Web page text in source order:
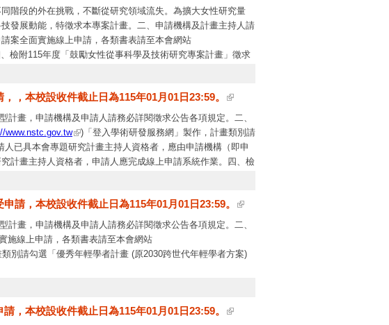
階段的外在挑戰，不斷從研究領域流失。為擴大女性研究量
發展動能，特徵求本專案計畫。二、申請機構及計畫主持人請
案全面實施線上申請，各類書表請至本會網站
檢附115年度「鼓勵女性從事科學及技術研究專案計畫」徵求
，本校設收件截止日為115年01月01日23:59。
畫，申請機構及申請人請務必詳閱徵求公告各項規定。二、
www.nstc.gov.tw
)「登入學術研發服務網」製作，計畫類別請
已具本會專題研究計畫主持人資格者，應由申請機構（即申
計畫主持人資格者，申請人應完成線上申請系統作業。四、檢
10日（星期一）下午2時辦理「青穗學者計畫」徵案說明會
請，本校設收件截止日為115年01月01日23:59。
畫，申請機構及申請人請務必詳閱徵求公告各項規定。二、
施線上申請，各類書表請至本會網站
別請勾選「優秀年輕學者計畫 (原2030跨世代年輕學者方案)
，本校設收件截止日為115年01月01日23:59。